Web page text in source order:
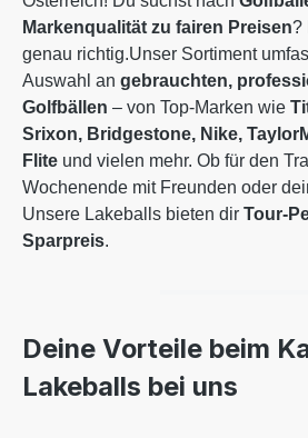
Markenqualität zu fairen Preisen?
genau richtig.Unser Sortiment
Auswahl an gebrauchten,
Golfbällen – von Top-Marken wie
Srixon, Bridgestone, Nike,
Flite und vielen mehr. Ob für den
Wochenende mit Freunden oder
Unsere Lakeballs bieten dir Tour-
Sparpreis.
Deine Vorteile beim
Lakeballs bei uns